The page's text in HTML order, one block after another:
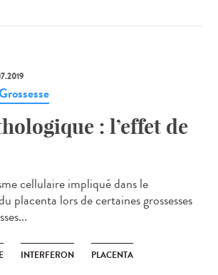
: l’effet de
cellulaire impliqué dans le
placenta lors de certaines grossesses
INTERFERON PLACENTA